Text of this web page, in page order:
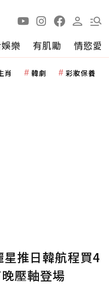
樂 有肌勵 情慾愛
肖 韓劇 彩妝保養
推日韓航程買4
壓軸登場